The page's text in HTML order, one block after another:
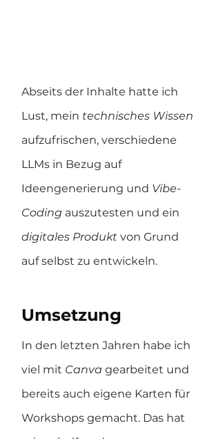
Abseits der Inhalte hatte ich
Lust, mein technisches Wissen
aufzufrischen, verschiedene
LLMs in Bezug auf
Ideengenerierung und Vibe-
Coding auszutesten und ein
digitales Produkt von Grund
auf selbst zu entwickeln.
Umsetzung
In den letzten Jahren habe ich
viel mit Canva gearbeitet und
bereits auch eigene Karten für
Workshops gemacht. Das hat